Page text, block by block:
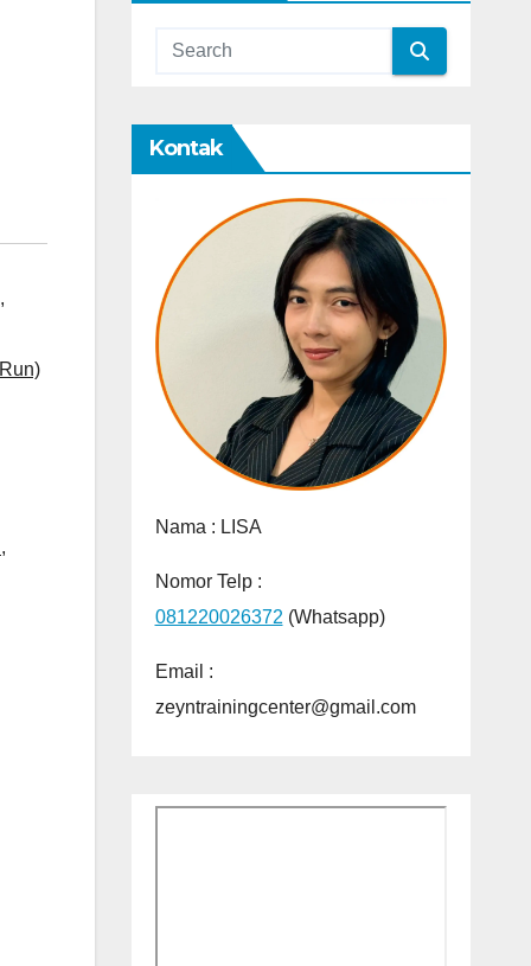
,
,
Kontak
Nama : LISA
Nomor Telp :
081220026372 (Whatsapp)
Email :
zeyntrainingcenter@gmail.com